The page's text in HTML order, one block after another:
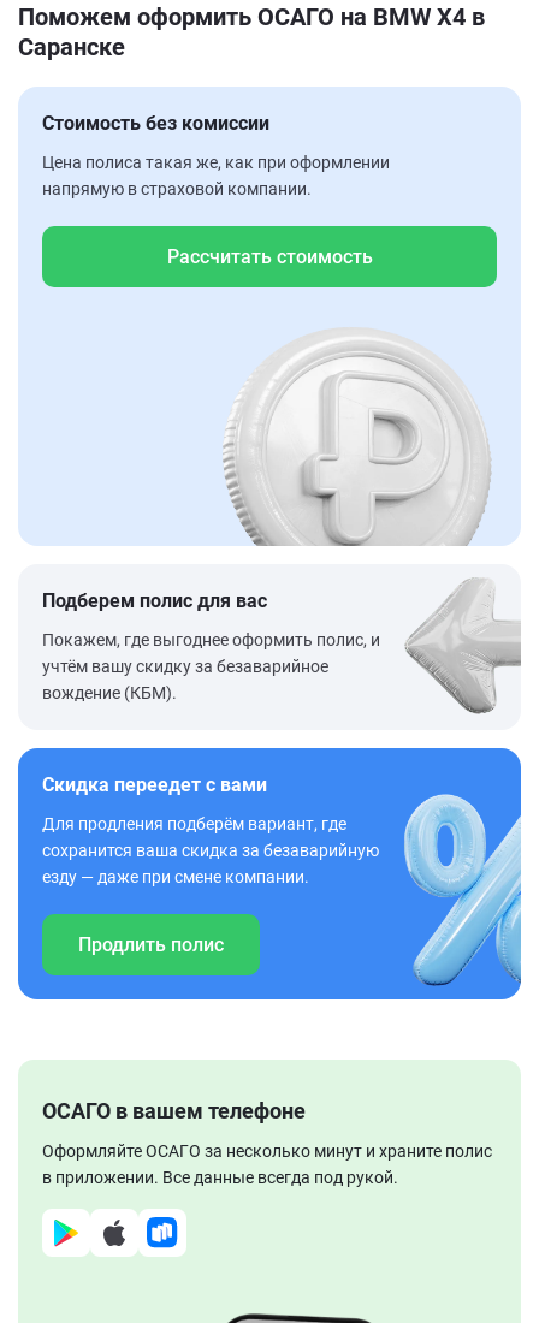
Поможем оформить ОСАГО на BMW X4 в
Саранске
Стоимость без комиссии
Цена полиса такая же, как при оформлении
напрямую в страховой компании.
Рассчитать стоимость
Подберем полис для вас
Покажем, где выгоднее оформить полис, и
учтём вашу скидку за безаварийное
вождение (КБМ).
Скидка переедет с вами
Для продления подберём вариант, где
сохранится ваша скидка за безаварийную
езду — даже при смене компании.
Продлить полис
ОСАГО в вашем телефоне
Оформляйте ОСАГО за несколько минут и храните полис
в приложении. Все данные всегда под рукой.